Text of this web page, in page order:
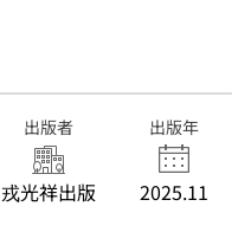
出版者
戎光祥出版
出版年
2025.11